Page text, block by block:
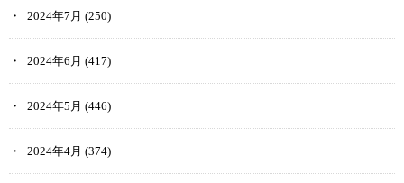
2024年7月 (250)
2024年6月 (417)
2024年5月 (446)
2024年4月 (374)